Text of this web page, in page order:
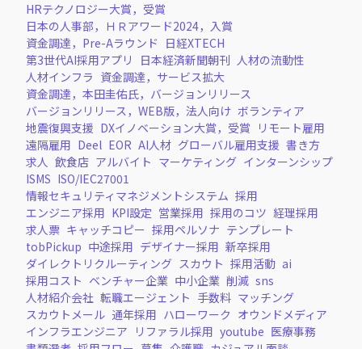
HRテクノロジー大賞，受賞
日本の人事部，ＨＲアワード2024，入賞
資金調達，Pre-Aラウンド 日経XTECH
第3世代AI採用アプリ
日本経済新聞朝刊 人材の流動性
人材インフラ 資金調達，サービス拡大
資金調達，本田圭佑氏，バージョンリリース
バージョンリリース，WEB版，法人向け ボランティア
地震復興支援 DXイノベーション大賞，受賞 リモート雇用
遠隔雇用 Deel EOR AI人材 グローバル雇用支援 書き方
求人 飲食店 アルバイト マーケティング インターンシップ
ISMS ISO/IEC27001
情報セキュリティマネジメントシステム 採用
エンジニア採用 KPI設定 営業採用 採用のコツ 経理採用
求人票 キャッチコピー 採用ペルソナ テンプレート
tobPickup 中途採用 デザイナー採用 新卒採用
ダイレクトリクルーティング スカウト 採用活動 ai
採用コスト ベンチャー企業 中小企業 削減 sns
人材紹介会社 転職エージェント 手数料 マッチング
スカウトメール 通年採用 ハローワーク オウンドメディア
インフラエンジニア リファラル採用 youtube 医療事務